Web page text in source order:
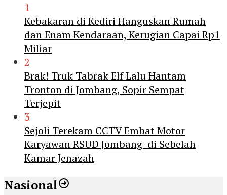
1
Kebakaran di Kediri Hanguskan Rumah
dan Enam Kendaraan, Kerugian Capai Rp1
Miliar
2
Brak! Truk Tabrak Elf Lalu Hantam
Tronton di Jombang, Sopir Sempat
Terjepit
3
Sejoli Terekam CCTV Embat Motor
Karyawan RSUD Jombang di Sebelah
Kamar Jenazah
Nasional